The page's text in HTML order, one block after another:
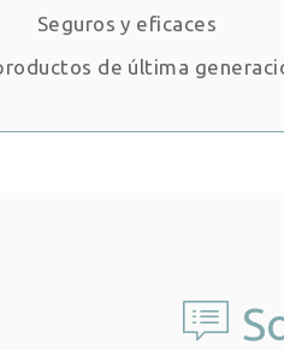
Seguros y eficaces
de última